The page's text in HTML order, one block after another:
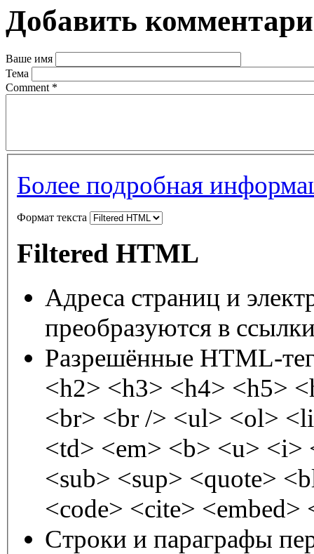
Добавить
Ваше имя
Тема
Comment *
Более подробная
Формат текста
Filtered HTML
Адреса страниц и
преобразуются в
Разрешённые HTML-
<h2> <h3> <h4> <h5>
<br> <br /> <ul> <ol>
<td> <em> <b> <u> <i> <strong> <font> <del> <ins>
<sub> <sup> <quote>
<code> <cite>
Строки и параграфы